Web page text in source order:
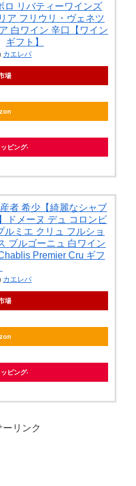
ロ リバティーワインズ
ア フリウリ・ヴェネツ
白ワイン 辛口【ワイン
ギフト】
カエレバ
場
ピング
者 希少【綺麗なシャブ
ドメーヌ デュ コロンビ
ルミエ クリュ フルショ
ブルゴーニュ 白ワイン
Premier Cru ギフ
カエレバ
場
ピング
ーリンク